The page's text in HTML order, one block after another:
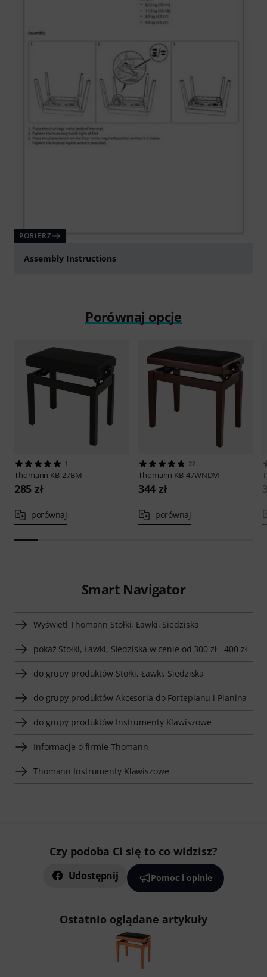
POBIERZ
Assembly Instructions
Porównaj opcje
1
Thomann KB-27BM
285 zł
porównaj
22
Thomann KB-47WNDM
344 zł
porównaj
Smart Navigator
Wyświetl Thomann Stołki, Ławki, Siedziska
pokaż Stołki, Ławki, Siedziska w cenie od 300 zł - 400 zł
do grupy produktów Stołki, Ławki, Siedziska
do grupy produktów Akcesoria do Fortepianu i Pianina
do grupy produktów Instrumenty Klawiszowe
Informacje o firmie Thomann
Thomann Instrumenty Klawiszowe
Czy podoba Ci się to co widzisz?
Udostępnij Pomoc i opinie
Ostatnio oglądane artykuły